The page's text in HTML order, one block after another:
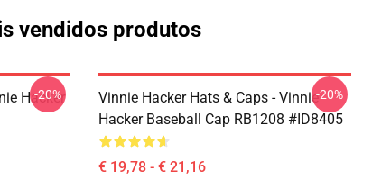
vendidos produtos
Hacker
-20%
Vinnie Hacker Hats & Caps - Vinnie
Hacker Baseball Cap RB1208 #ID8405
€ 19,78 - € 21,16
-20%